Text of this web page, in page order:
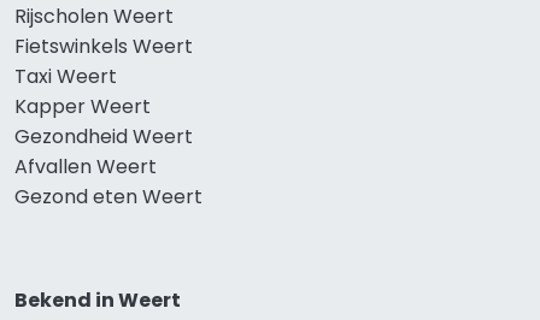
Rijscholen Weert
Fietswinkels Weert
Taxi Weert
Kapper Weert
Gezondheid Weert
Afvallen Weert
Gezond eten Weert
Bekend in Weert